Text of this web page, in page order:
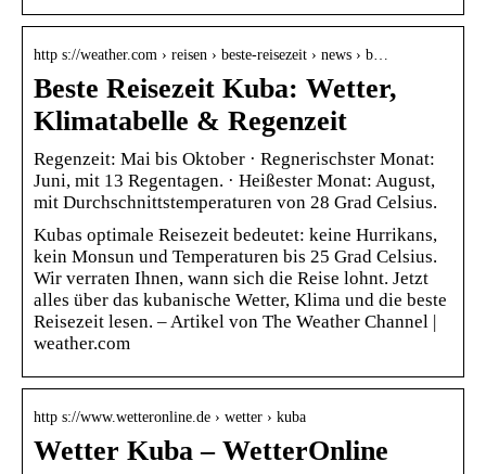
http s://weather.com › reisen › beste-reisezeit › news › b…
Beste Reisezeit Kuba: Wetter,
Klimatabelle & Regenzeit
Regenzeit: Mai bis Oktober · Regnerischster Monat:
Juni, mit 13 Regentagen. · Heißester Monat: August,
mit Durchschnittstemperaturen von 28 Grad Celsius.
Kubas optimale Reisezeit bedeutet: keine Hurrikans,
kein Monsun und Temperaturen bis 25 Grad Celsius.
Wir verraten Ihnen, wann sich die Reise lohnt. Jetzt
alles über das kubanische Wetter, Klima und die beste
Reisezeit lesen. – Artikel von The Weather Channel |
weather.com
http s://www.wetteronline.de › wetter › kuba
Wetter Kuba – WetterOnline